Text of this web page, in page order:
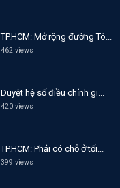
TP.HCM: Mở rộng đường Tô...
462 views
Duyệt hệ số điều chỉnh gi...
420 views
TP.HCM: Phải có chỗ ở tối...
399 views